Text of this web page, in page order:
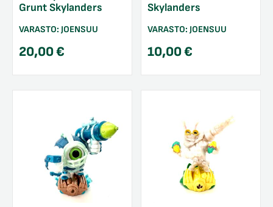
Grunt Skylanders
VARASTO: JOENSUU
20,00€
Skylanders
VARASTO: JOENSUU
10,00€